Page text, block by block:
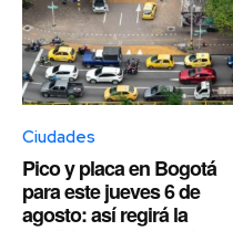
Ciudades
Pico y placa en Bogotá
para este jueves 6 de
agosto: así regirá la